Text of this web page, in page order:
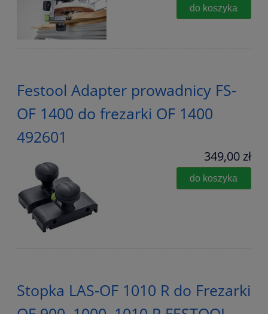
do koszyka
Festool Adapter prowadnicy FS-
OF 1400 do frezarki OF 1400
492601
349,00 zł
do koszyka
Stopka LAS-OF 1010 R do Frezarki